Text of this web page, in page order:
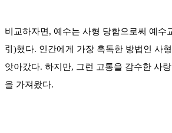
비교하자면, 예수는 사형 당함으로써 예수
引)했다. 인간에게 가장 혹독한 방법인 사
앗아갔다. 하지만, 그런 고통을 감수한 사
을 가져왔다.